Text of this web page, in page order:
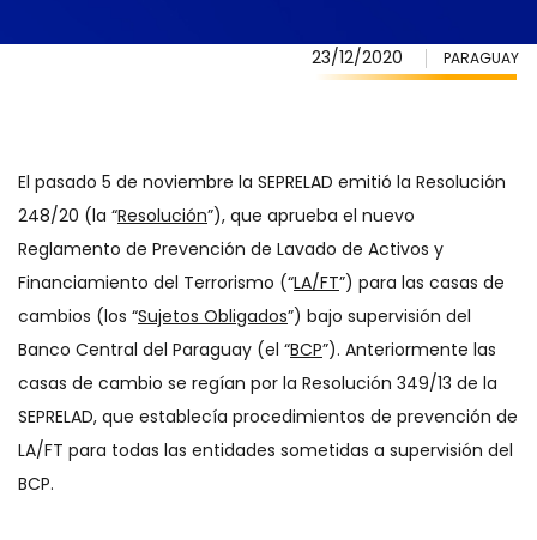
23/12/2020 PARAGUAY
El pasado 5 de noviembre la SEPRELAD emitió la Resolución
248/20 (la “Resolución”), que aprueba el nuevo
Reglamento de Prevención de Lavado de Activos y
Financiamiento del Terrorismo (“LA/FT”) para las casas de
cambios (los “Sujetos Obligados”) bajo supervisión del
Banco Central del Paraguay (el “BCP”). Anteriormente las
casas de cambio se regían por la Resolución 349/13 de la
SEPRELAD, que establecía procedimientos de prevención de
LA/FT para todas las entidades sometidas a supervisión del
BCP.